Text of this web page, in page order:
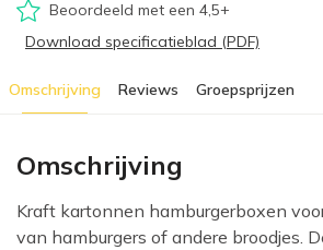
Beoordeeld met een 4,5+
Download specificatieblad (PDF)
Omschrijving Reviews Groepsprijzen
Omschrijving
Kraft kartonnen hamburgerboxen
van hamburgers of andere broodjes.